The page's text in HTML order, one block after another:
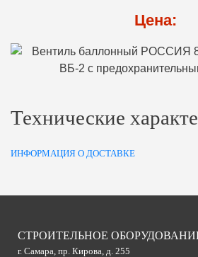
Цена:
Технические
ИНФОРМАЦИЯ О ДОСТАВКЕ
СТРОИТЕЛЬНОЕ
г. Самара, пр. Кирова, д. 255